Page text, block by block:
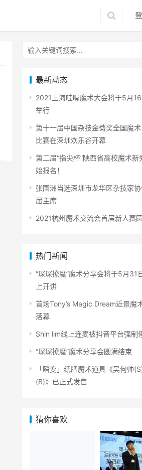
最新动态
2021上海哇喔魔术大会将于5月
举行
第十一届中国杂技金菊奖全国魔
比赛在深圳欢乐谷开幕
第二届“指尖杯”陕西省高校魔术新
始报名！
张国洲当选深圳市龙华区杂技家
届主席
2021杭州魔术交流会首届新人赛
热门新闻
“琛琛撩魔”魔术分享会将于5月31
上开讲
首场Tony’s Magic Dream近景魔
落幕
Shin lim线上连麦被抖音平台强制
“琛琛撩魔”魔术分享会圆满结束
「瞬变」纸牌魔术道具《吴何帅
(B)》已正式发售
猜你喜欢